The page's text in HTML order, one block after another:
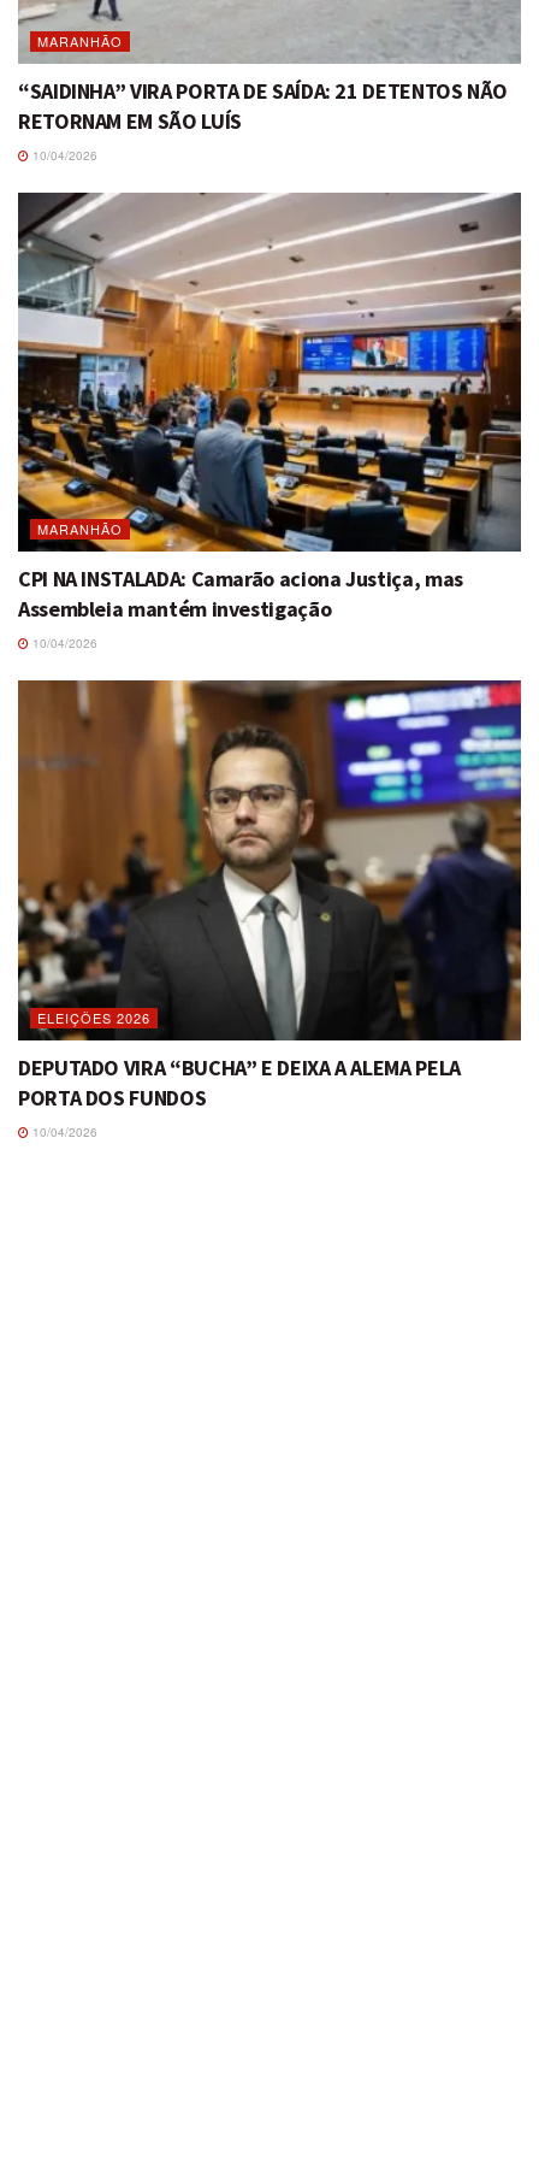
MARANHÃO
“SAIDINHA” VIRA PORTA DE SAÍDA: 21 DETENTOS NÃO
RETORNAM EM SÃO LUÍS
10/04/2026
MARANHÃO
CPI NA INSTALADA: Camarão aciona Justiça, mas
Assembleia mantém investigação
10/04/2026
ELEIÇÕES 2026
DEPUTADO VIRA “BUCHA” E DEIXA A ALEMA PELA
PORTA DOS FUNDOS
10/04/2026